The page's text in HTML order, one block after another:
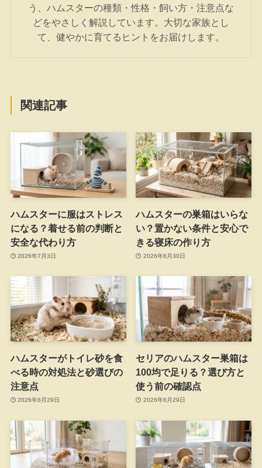
う、ハムスターの種類・性格・飼い方・注意点な
どをやさしく解説しています。大切な家族とし
て、健やかに育てるヒントをお届けします。
関連記事
ハムスターに服はストレス
になる？着せる前の判断と
安全な代わり方
2026年7月3日
ハムスターの巣箱はいらな
い？置かない条件と安心で
きる寝床の作り方
2026年6月30日
ハムスターがトイレ砂を食
べる時の対処法と砂選びの
注意点
2026年6月29日
セリアのハムスター巣箱は
100均で足りる？選び方と
使う前の確認点
2026年6月29日